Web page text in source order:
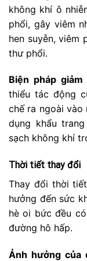
không khí ô
phổi, gây viêm
hen suyễn, viêm
thư phổi.
Biện pháp
thiểu tác động
chế ra ngoài vào
dụng khẩu
sạch không khí
Thời tiết thay đổi
Thay đổi thời
hưởng đến sức
hè oi bức đều
đường hô hấp.
Ảnh hưởng của